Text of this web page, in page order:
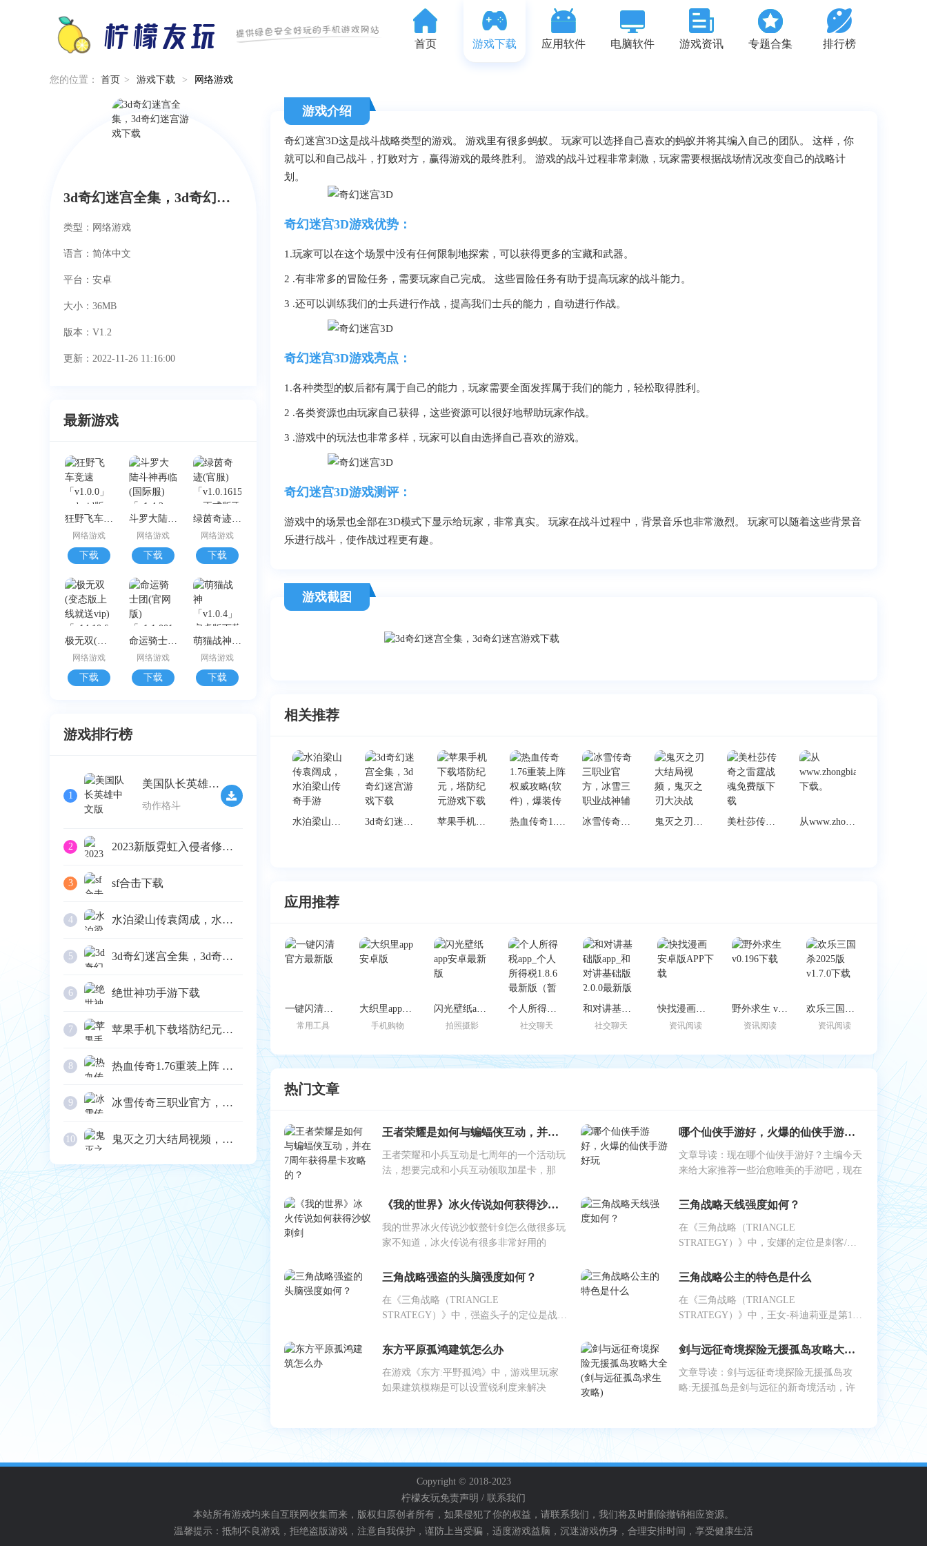
首页 游戏下载 应用软件 电脑软件 游戏资讯 专题合集 排行榜
您的位置： 首页 > 游戏下载 > 网络游戏
类型：网络游戏
语言：简体中文
平台：安卓
大小：36MB
版本：V1.2
更新：2022-11-26 11:16:00
最新游戏
狂野飞车竞速「v1.0.0」android版下载
网络游戏
下载
斗罗大陆斗神再临(国际服)「v1.4.2」正式版下载
网络游戏
下载
绿茵奇迹(官服)「v1.0.1615 」正式版下载
网络游戏
下载
极无双(变态版上线就送vip)「v14.10.0」安卓版下载
网络游戏
下载
命运骑士团(官网版)「v1.1.001」最新版下载
网络游戏
下载
萌猫战神「v1.0.4」安卓版下载
网络游戏
下载
游戏排行榜
1
美国队长英雄中文版
动作格斗
2 2023新版霓虹入侵者修改器 v1.0下载
3 sf合击下载
4 水泊梁山传袁阔成，水泊梁山传奇手游
5 3d奇幻迷宫全集，3d奇幻迷宫游戏下载
6 绝世神功手游下载
7 苹果手机下载塔防纪元，塔防纪元游戏下载
8 热血传奇1.76重装上阵 权威攻略(软件)，爆装传奇官网
9 冰雪传奇三职业官方，冰雪三职业战神辅助
10 鬼灭之刃大结局视频，鬼灭之刃大决战
游戏介绍
3d奇幻迷宫全集，3d奇幻迷宫游戏下载
奇幻迷宫3D这是战斗战略类型的游戏。 游戏里有很多蚂蚁。 玩家可以选择自己喜欢的蚂蚁并将其编入自己的团队。 这样，你
就可以和自己战斗，打败对方，赢得游戏的最终胜利。 游戏的战斗过程非常刺激，玩家需要根据战场情况改变自己的战略计
划。
奇幻迷宫3D游戏优势：
1.玩家可以在这个场景中没有任何限制地探索，可以获得更多的宝藏和武器。
2 .有非常多的冒险任务，需要玩家自己完成。 这些冒险任务有助于提高玩家的战斗能力。
3 .还可以训练我们的士兵进行作战，提高我们士兵的能力，自动进行作战。
奇幻迷宫3D游戏亮点：
1.各种类型的蚁后都有属于自己的能力，玩家需要全面发挥属于我们的能力，轻松取得胜利。
2 .各类资源也由玩家自己获得，这些资源可以很好地帮助玩家作战。
3 .游戏中的玩法也非常多样，玩家可以自由选择自己喜欢的游戏。
奇幻迷宫3D游戏测评：
游戏中的场景也全部在3D模式下显示给玩家，非常真实。 玩家在战斗过程中，背景音乐也非常激烈。 玩家可以随着这些背景音
乐进行战斗，使作战过程更有趣。
游戏截图
相关推荐
水泊梁山传袁阔成，水泊梁山传奇手游 3d奇幻迷宫全集，3d奇幻迷宫游戏下载 苹果手机下载塔防纪元，塔防纪元游戏下载 热血传奇1.76重装上阵 权威攻略(软件)，爆装传奇官网 冰雪传奇三职业官方，冰雪三职业战神辅助 鬼灭之刃大结局视频，鬼灭之刃大决战 美杜莎传奇之雷霆战魂免费版下载 从www.zhongbian.com下载。
应用推荐
一键闪清官方最新版
常用工具
大织里app安卓版
手机购物
闪光壁纸app安卓最新版
拍照摄影
个人所得税app_个人所得税1.8.6最新版（暂无下载）
社交聊天
和对讲基础版app_和对讲基础版2.0.0最新版（暂无下载）
社交聊天
快找漫画安卓版APP下载
资讯阅读
野外求生 v0.196下载
资讯阅读
欢乐三国杀2025版 v1.7.0下载
资讯阅读
热门文章
王者荣耀是如何与蝙蝠侠互动，并在7周年获得星卡攻略的？
王者荣耀和小兵互动是七周年的一个活动玩
法，想要完成和小兵互动领取加星卡，那
哪个仙侠手游好，火爆的仙侠手游好玩
文章导读：现在哪个仙侠手游好？主编今天
来给大家推荐一些治愈唯美的手游吧，现在
《我的世界》冰火传说如何获得沙蚁刺剑
我的世界冰火传说沙蚁螫针剑怎么做很多玩
家不知道，冰火传说有很多非常好用的
三角战略天线强度如何？
在《三角战略（TRIANGLE
STRATEGY）》中，安娜的定位是刺客/切
三角战略强盗的头脑强度如何？
在《三角战略（TRIANGLE
STRATEGY）》中，强盗头子的定位是战
三角战略公主的特色是什么
在《三角战略（TRIANGLE
STRATEGY）》中，王女-科迪莉亚是第15
东方平原孤鸿建筑怎么办
在游戏《东方:平野孤鸿》中，游戏里玩家
如果建筑模糊是可以设置锐利度来解决
剑与远征奇境探险无援孤岛攻略大全(剑与远征孤岛求生攻略)
文章导读：剑与远征奇境探险无援孤岛攻
略:无援孤岛是剑与远征的新奇境活动，许
Copyright © 2018-2023
柠檬友玩免责声明 / 联系我们
本站所有游戏均来自互联网收集而来，版权归原创者所有，如果侵犯了你的权益，请联系我们，我们将及时删除撤销相应资源。
温馨提示：抵制不良游戏，拒绝盗版游戏，注意自我保护，谨防上当受骗，适度游戏益脑，沉迷游戏伤身，合理安排时间，享受健康生活